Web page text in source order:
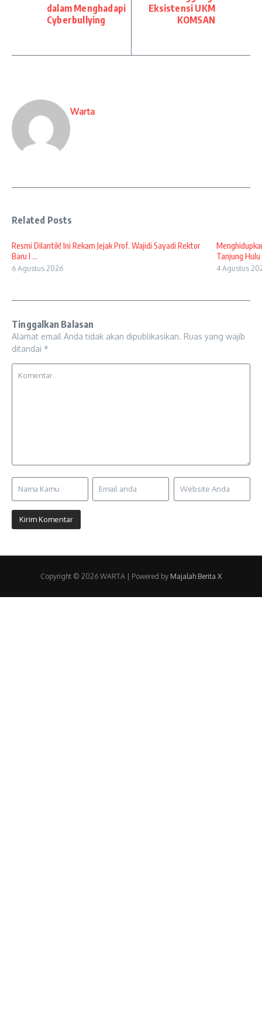
dalam Menghadapi
Cyberbullying
Eksistensi UKM
KOMSAN
Warta
Related Posts
Resmi Dilantik! Ini Rekam Jejak Prof. Wajidi Sayadi Rektor
Baru I ...
6 Agustus 2026
Tanjung Hulu
4 Agustus
Tinggalkan Balasan
Alamat email Anda tidak akan dipublikasikan. Ruas yang wajib
ditandai *
Copyright © 2026 WARTA | Powered by Majalah Berita X